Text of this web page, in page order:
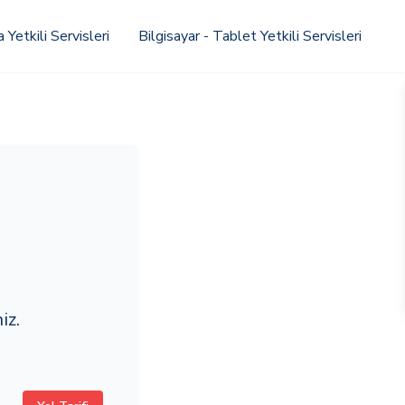
Yetkili Servisleri Bilgisayar - Tablet Yetkili Servisleri